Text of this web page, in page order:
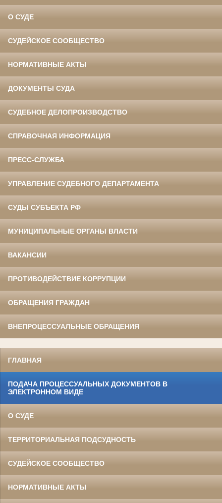
О СУДЕ
СУДЕЙСКОЕ СООБЩЕСТВО
НОРМАТИВНЫЕ АКТЫ
ДОКУМЕНТЫ СУДА
СУДЕБНОЕ ДЕЛОПРОИЗВОДСТВО
СПРАВОЧНАЯ ИНФОРМАЦИЯ
ПРЕСС-СЛУЖБА
УПРАВЛЕНИЕ СУДЕБНОГО ДЕПАРТАМЕНТА
СУДЫ СУБЪЕКТА РФ
МУНИЦИПАЛЬНЫЕ ОРГАНЫ ВЛАСТИ
ВАКАНСИИ
ПРОТИВОДЕЙСТВИЕ КОРРУПЦИИ
ОБРАЩЕНИЯ ГРАЖДАН
ВНЕПРОЦЕССУАЛЬНЫЕ ОБРАЩЕНИЯ
ГЛАВНАЯ
ПОДАЧА ПРОЦЕССУАЛЬНЫХ ДОКУМЕНТОВ В
ЭЛЕКТРОННОМ ВИДЕ
О СУДЕ
ТЕРРИТОРИАЛЬНАЯ ПОДСУДНОСТЬ
СУДЕЙСКОЕ СООБЩЕСТВО
НОРМАТИВНЫЕ АКТЫ